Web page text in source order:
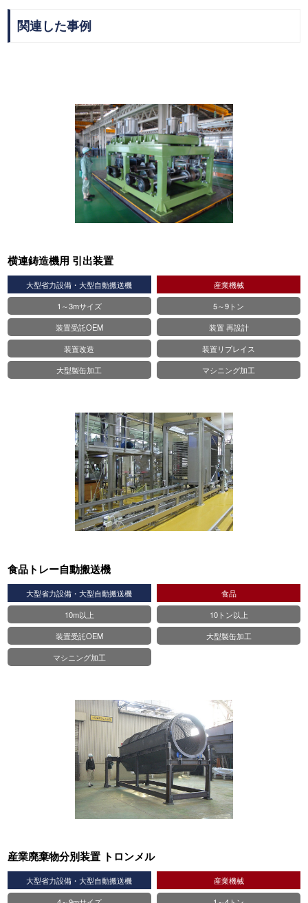
関連した事例
横連鋳造機用 引出装置
大型省力設備・大型自動搬送機
産業機械
1～3mサイズ
5～9トン
装置受託OEM
装置 再設計
装置改造
装置リプレイス
大型製缶加工
マシニング加工
食品トレー自動搬送機
大型省力設備・大型自動搬送機
⾷品
10m以上
10トン以上
装置受託OEM
大型製缶加工
マシニング加工
産業廃棄物分別装置 トロンメル
大型省力設備・大型自動搬送機
産業機械